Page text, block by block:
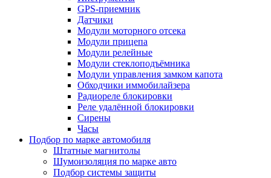
GPS-приемник
Датчики
Модули моторного отсека
Модули прицепа
Модули релейные
Модули стеклоподъёмника
Модули управления замком капота
Обходчики иммобилайзера
Радиореле блокировки
Реле удалённой блокировки
Сирены
Часы
Подбор по марке автомобиля
Штатные магнитолы
Шумоизоляция по марке авто
Подбор системы защиты